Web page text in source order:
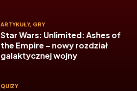
ARTYKUŁY, GRY
Star Wars: Unlimited: Ashes of
the Empire – nowy rozdział
galaktycznej wojny
QUIZY